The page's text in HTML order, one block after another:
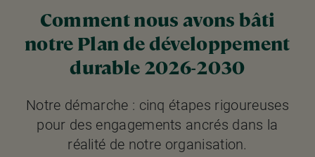
Comment nous avons bâti
notre Plan de développement
durable 2026-2030
Notre démarche : cinq étapes rigoureuses
pour des engagements ancrés dans la
réalité de notre organisation.